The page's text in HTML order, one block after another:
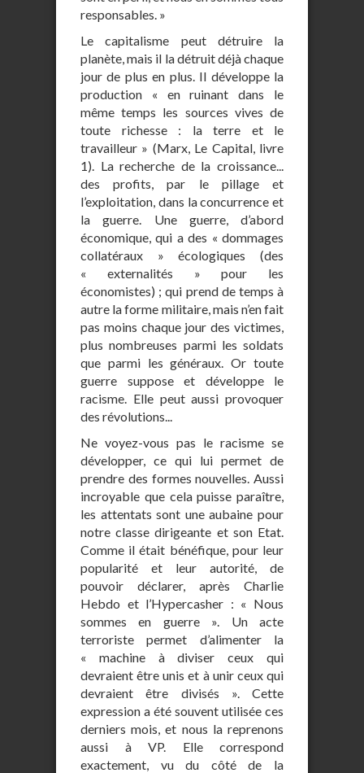
responsables. »
Le capitalisme peut détruire la
planète, mais il la détruit déjà chaque
jour de plus en plus. Il développe la
production « en ruinant dans le
même temps les sources vives de
toute richesse : la terre et le
travailleur » (Marx, Le Capital, livre
1). La recherche de la croissance...
des profits, par le pillage et
l’exploitation, dans la concurrence et
la guerre. Une guerre, d’abord
économique, qui a des « dommages
collatéraux » écologiques (des
« externalités » pour les
économistes) ; qui prend de temps à
autre la forme militaire, mais n’en fait
pas moins chaque jour des victimes,
plus nombreuses parmi les soldats
que parmi les généraux. Or toute
guerre suppose et développe le
racisme. Elle peut aussi provoquer
des révolutions...
Ne voyez-vous pas le racisme se
développer, ce qui lui permet de
prendre des formes nouvelles. Aussi
incroyable que cela puisse paraître,
les attentats sont une aubaine pour
notre classe dirigeante et son Etat.
Comme il était bénéfique, pour leur
popularité et leur autorité, de
pouvoir déclarer, après Charlie
Hebdo et l’Hypercasher : « Nous
sommes en guerre ». Un acte
terroriste permet d’alimenter la
« machine à diviser ceux qui
devraient être unis et à unir ceux qui
devraient être divisés ». Cette
expression a été souvent utilisée ces
derniers mois, et nous la reprenons
aussi à VP. Elle correspond
exactement, vu du côté de la